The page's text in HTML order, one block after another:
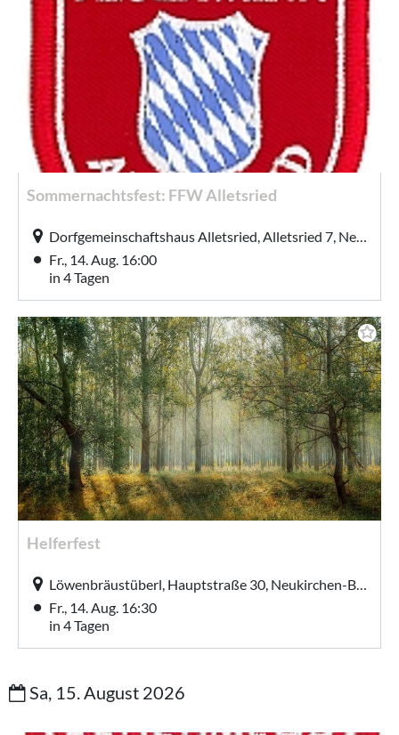
Sommernachtsfest: FFW Alletsried
Dorfgemeinschaftshaus Alletsried, Alletsried 7, Neukirchen-Balbini
Fr., 14. Aug. 16:00
in 4 Tagen
Helferfest
Löwenbräustüberl, Hauptstraße 30, Neukirchen-Balbini
Fr., 14. Aug. 16:30
in 4 Tagen
Sa, 15. August 2026